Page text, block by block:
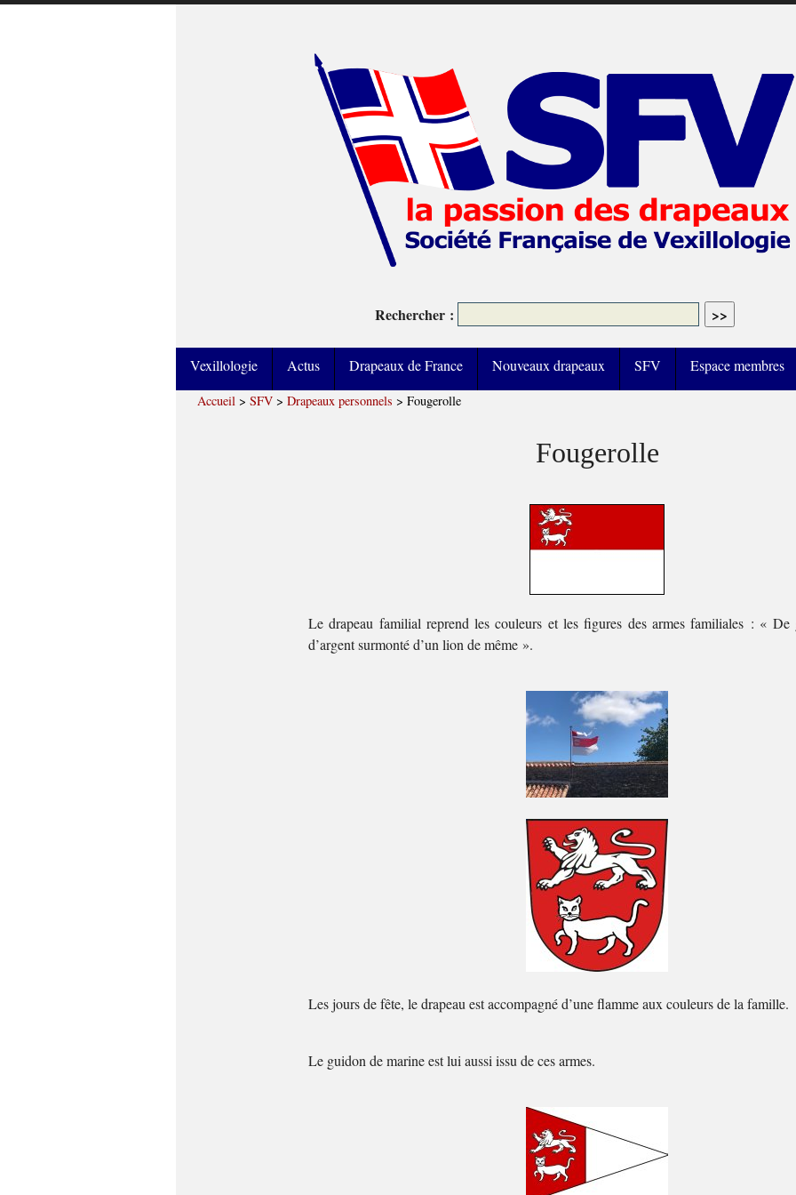
Rechercher :
Vexillologie Actus Drapeaux de France Nouveaux drapeaux SFV Espace membres
Accueil > SFV > Drapeaux personnels > Fougerolle
Fougerolle
Le drapeau familial reprend les couleurs et les figures des armes familiales : « De
d’argent surmonté d’un lion de même ».
Les jours de fête, le drapeau est accompagné d’une flamme aux couleurs de la famille.
Le guidon de marine est lui aussi issu de ces armes.